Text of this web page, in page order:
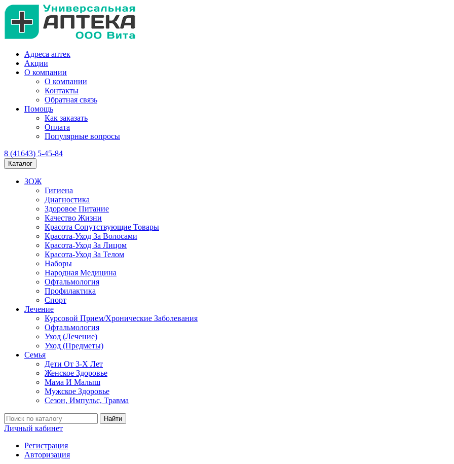
Адреса аптек
Акции
О компании
О компании
Контакты
Обратная связь
Помощь
Как заказать
Оплата
Популярные вопросы
8 (41643) 5-45-84
Каталог
ЗОЖ
Гигиена
Диагностика
Здоровое Питание
Качество Жизни
Красота Сопутствующие Товары
Красота-Уход За Волосами
Красота-Уход За Лицом
Красота-Уход За Телом
Наборы
Народная Медицина
Офтальмология
Профилактика
Спорт
Лечение
Курсовой Прием/Хронические Заболевания
Офтальмология
Уход (Лечение)
Уход (Предметы)
Семья
Дети От 3-Х Лет
Женское Здоровье
Мама И Малыш
Мужское Здоровье
Сезон, Импульс, Травма
Найти
Личный кабинет
Регистрация
Авторизация